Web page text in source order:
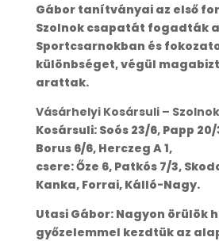
Gábor tanítványai az első
Szolnok csapatát fogadták
Sportcsarnokban és
különbséget, végül
arattak.
Vásárhelyi Kosársuli –
Kosársuli: Soós 23/6, Papp
Borus 6/6, Herczeg A 1,
csere: Őze 6, Patkós 7/3,
Kanka, Forrai, Kálló-Nagy.
Utasi Gábor: Nagyon örülök
győzelemmel kezdtük az